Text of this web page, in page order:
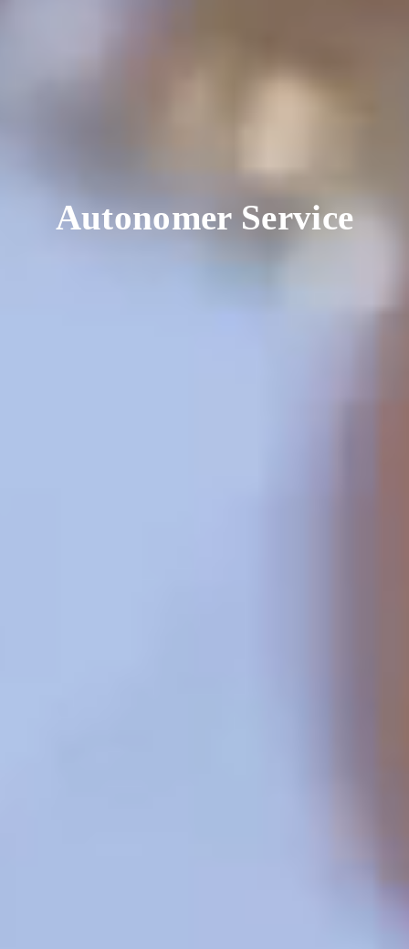
Autonomer Service